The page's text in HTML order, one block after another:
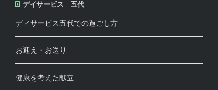
デイサービス 五代
ディサービス五代での過ごし方
お迎え・お送り
健康を考えた献立